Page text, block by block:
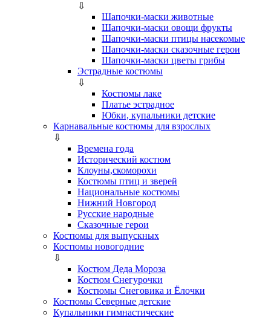
⇩
Шапочки-маски животные
Шапочки-маски овощи фрукты
Шапочки-маски птицы насекомые
Шапочки-маски сказочные герои
Шапочки-маски цветы грибы
Эстрадные костюмы
⇩
Костюмы лаке
Платье эстрадное
Юбки, купальники детские
Карнавальные костюмы для взрослых
⇩
Времена года
Исторический костюм
Клоуны,скоморохи
Костюмы птиц и зверей
Национальные костюмы
Нижний Новгород
Русские народные
Сказочные герои
Костюмы для выпускных
Костюмы новогодние
⇩
Костюм Деда Мороза
Костюм Снегурочки
Костюмы Снеговика и Ёлочки
Костюмы Северные детские
Купальники гимнастические